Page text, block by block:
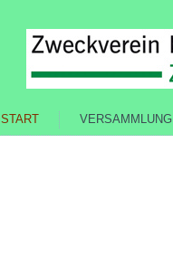
START VERSAMMLUNG